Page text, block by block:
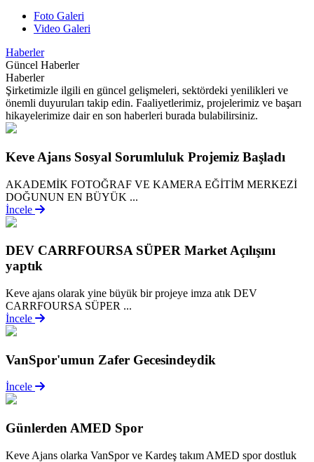
Foto Galeri
Video Galeri
Haberler
Güncel Haberler
Haberler
Şirketimizle ilgili en güncel gelişmeleri, sektördeki yenilikleri ve
önemli duyuruları takip edin. Faaliyetlerimiz, projelerimiz ve başarı
hikayelerimize dair en son haberleri burada bulabilirsiniz.
Keve Ajans Sosyal Sorumluluk Projemiz Başladı
AKADEMİK FOTOĞRAF VE KAMERA EĞİTİM MERKEZİ
DOĞUNUN EN BÜYÜK ...
İncele
DEV CARRFOURSA SÜPER Market Açılışını
yaptık
Keve ajans olarak yine büyük bir projeye imza atık DEV
CARRFOURSA SÜPER ...
İncele
VanSpor'umun Zafer Gecesindeydik
İncele
Günlerden AMED Spor
Keve Ajans olarka VanSpor ve Kardeş takım AMED spor dostluk